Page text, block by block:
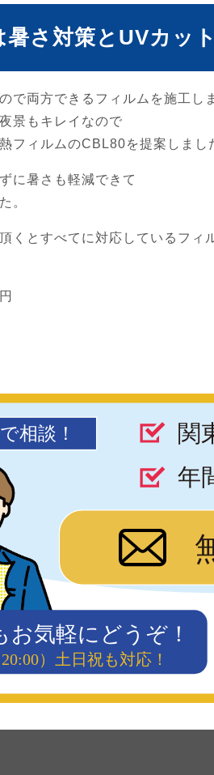
暑さ対策とUVカッ
で両方できるフィルムを施工し
景もキレイなので
フィルムのCBL80を提案しまし
に暑さも軽減できて
。
くとすべてに対応しているフィ
相談！ 関
年
お気軽にどうぞ！
）土日祝も対応！